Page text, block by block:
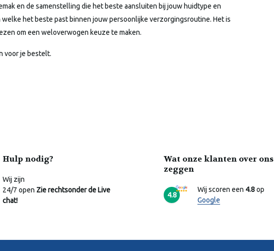
en de samenstelling die het beste aansluiten bij jouw huidtype en
het beste past binnen jouw persoonlijke verzorgingsroutine. Het is
om een weloverwogen keuze te maken.
voor je bestelt.
Hulp nodig?
Wij zijn
24/7 open Zie rechtsonder de Live
chat!
Wat onze klanten over ons
zeggen
4.8
Wij scoren een 4.8op
Google